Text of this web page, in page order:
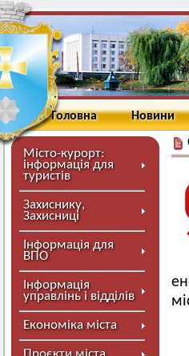
Головна Новини
Місто-курорт:
інформація для
туристів
Захиснику,
Захисниці
Інформація для
ВПО
Інформація
управлінь і відділів
Економіка міста